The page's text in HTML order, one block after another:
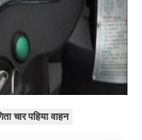
चार पहिया वाहन